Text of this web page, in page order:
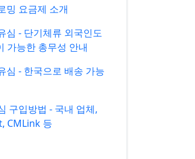
밍 요금제 소개
심 - 단기체류 외국인도
가능한 총무성 안내
심 - 한국으로 배송 가능
구입방법 - 국내 업체,
CMLink 등